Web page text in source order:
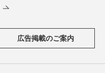
広告掲載のご案内